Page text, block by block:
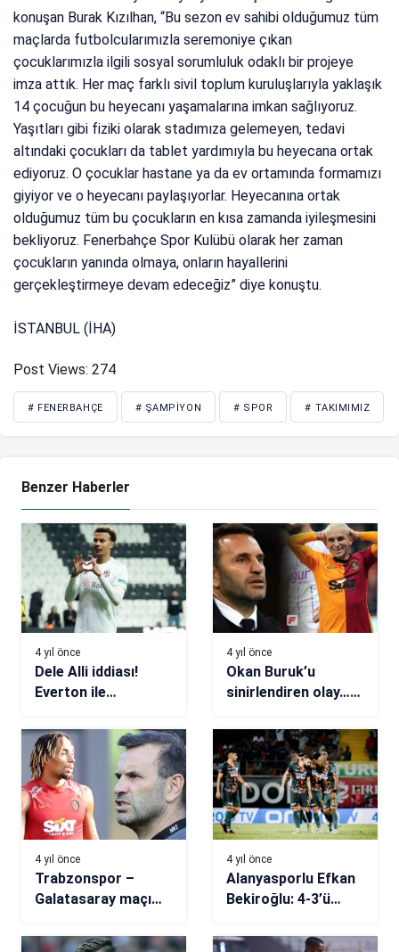
konuşan Burak Kızılhan, “Bu sezon ev sahibi olduğumuz tüm
maçlarda futbolcularımızla seremoniye çıkan
çocuklarımızla ilgili sosyal sorumluluk odaklı bir projeye
imza attık. Her maç farklı sivil toplum kuruluşlarıyla yaklaşık
14 çocuğun bu heyecanı yaşamalarına imkan sağlıyoruz.
Yaşıtları gibi fiziki olarak stadımıza gelemeyen, tedavi
altındaki çocukları da tablet yardımıyla bu heyecana ortak
ediyoruz. O çocuklar hastane ya da ev ortamında formamızı
giyiyor ve o heyecanı paylaşıyorlar. Heyecanına ortak
olduğumuz tüm bu çocukların en kısa zamanda iyileşmesini
bekliyoruz. Fenerbahçe Spor Kulübü olarak her zaman
çocukların yanında olmaya, onların hayallerini
gerçekleştirmeye devam edeceğiz” diye konuştu.
İSTANBUL (İHA)
Post Views: 274
# FENERBAHÇE # ŞAMPIYON # SPOR # TAKIMIMIZ
Benzer Haberler
4 yıl önce
Dele Alli iddiası!
Everton ile
4 yıl önce
Okan Buruk’u
sinirlendiren olay…
Lucas Torreira şoku
yaşanıyor!
4 yıl önce
Trabzonspor –
Galatasaray maçı
gergin bekleyiş
4 yıl önce
Alanyasporlu Efkan
Bekiroğlu: 4-3’ü